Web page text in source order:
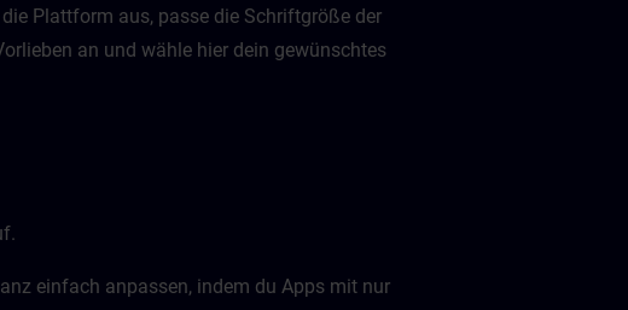
Plattform aus, passe die Schriftgröße der
an und wähle hier dein gewünschtes
einfach anpassen, indem du Apps mit nur